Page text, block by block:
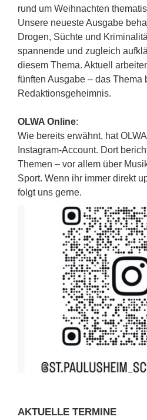
rund um Weihnachten
Unsere neueste Ausgabe
Drogen, Süchte und
spannende und zugleich
diesem Thema. Aktuell
fünften Ausgabe – das Thema
Redaktionsgeheimnis.
OLWA Online:
Wie bereits erwähnt, hat
Instagram-Account. Dort
Themen – vor allem über
Sport. Wenn ihr immer direkt
folgt uns gerne.
AKTUELLE TERMINE